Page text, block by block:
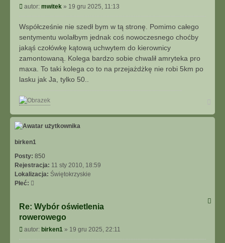
a
j
s
i
ę
z
i
t
P
s
autor: mwitek » 19 gru 2025, 11:13
Współcześnie nie szedł bym w tą stronę. Pomimo całego
sentymentu wolałbym jednak coś nowoczesnego choćby
jakąś czołówkę kątową uchwytem do kierownicy
zamontowaną. Kolega bardzo sobie chwalił amryteka pro
maxa. To taki kolega co to na przejażdżkę nie robi 5km po
lasku jak Ja, tylko 50..
g
birken1
Posty: 850
Rejestracja: 11 sty 2010, 18:59
Lokalizacja: Świętokrzyskie
Płeć:
Re: Wybór oświetlenia
rowerowego
P
o
autor: birken1 » 19 gru 2025, 22:11